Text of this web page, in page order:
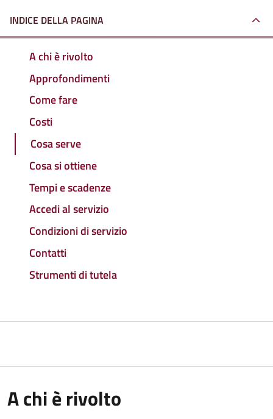
INDICE DELLA PAGINA
A chi è rivolto
Approfondimenti
Come fare
Costi
Cosa serve
Cosa si ottiene
Tempi e scadenze
Accedi al servizio
Condizioni di servizio
Contatti
Strumenti di tutela
A chi è rivolto